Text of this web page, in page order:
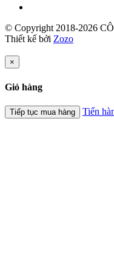
© Copyright 2018-2026
Thiết kế bởi Zozo
×
Giỏ hàng
Tiếp tục mua hàng Tiến